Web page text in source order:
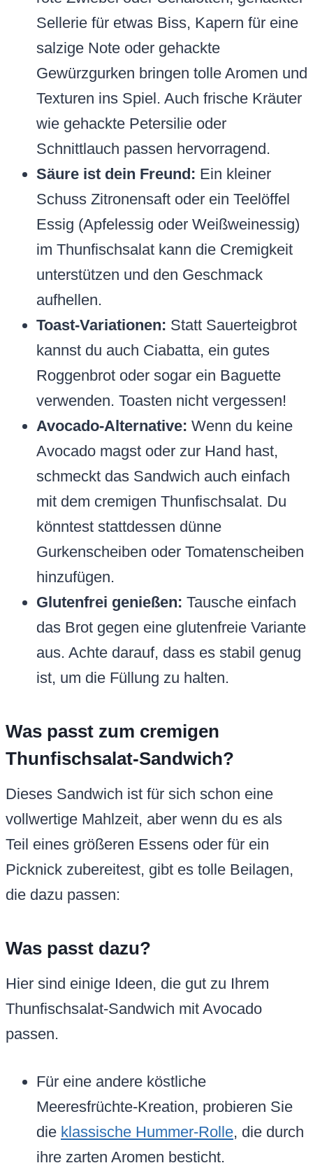
Sellerie für etwas Biss, Kapern für eine
salzige Note oder gehackte
Gewürzgurken bringen tolle Aromen und
Texturen ins Spiel. Auch frische Kräuter
wie gehackte Petersilie oder
Schnittlauch passen hervorragend.
Säure ist dein Freund: Ein kleiner
Schuss Zitronensaft oder ein Teelöffel
Essig (Apfelessig oder Weißweinessig)
im Thunfischsalat kann die Cremigkeit
unterstützen und den Geschmack
aufhellen.
Toast-Variationen: Statt Sauerteigbrot
kannst du auch Ciabatta, ein gutes
Roggenbrot oder sogar ein Baguette
verwenden. Toasten nicht vergessen!
Avocado-Alternative: Wenn du keine
Avocado magst oder zur Hand hast,
schmeckt das Sandwich auch einfach
mit dem cremigen Thunfischsalat. Du
könntest stattdessen dünne
Gurkenscheiben oder Tomatenscheiben
hinzufügen.
Glutenfrei genießen: Tausche einfach
das Brot gegen eine glutenfreie Variante
aus. Achte darauf, dass es stabil genug
ist, um die Füllung zu halten.
Was passt zum cremigen
Thunfischsalat-Sandwich?
Dieses Sandwich ist für sich schon eine
vollwertige Mahlzeit, aber wenn du es als
Teil eines größeren Essens oder für ein
Picknick zubereitest, gibt es tolle Beilagen,
die dazu passen:
Was passt dazu?
Hier sind einige Ideen, die gut zu Ihrem
Thunfischsalat-Sandwich mit Avocado
passen.
Für eine andere köstliche
Meeresfrüchte-Kreation, probieren Sie
die klassische Hummer-Rolle, die durch
ihre zarten Aromen besticht.